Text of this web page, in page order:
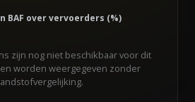
BAF over vervoerders (%)
zijn nog niet beschikbaar voor dit
worden weergegeven zonder